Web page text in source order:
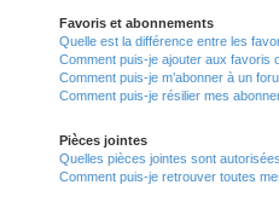
Favoris et abonnements
Quelle est la différence entre les
Comment puis-je ajouter aux favoris
Comment puis-je m’abonner à un
Comment puis-je résilier mes
Pièces jointes
Quelles pièces jointes sont
Comment puis-je retrouver toutes